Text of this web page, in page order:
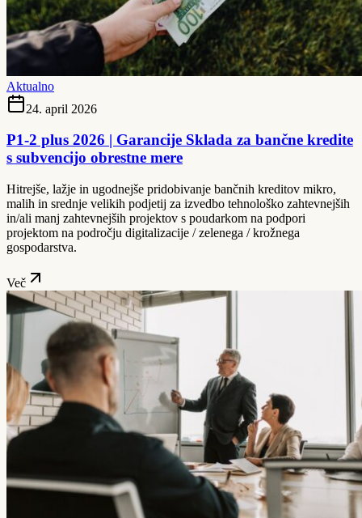
Aktualno
24. april 2026
P1-2 plus 2026 | Garancije Sklada za bančne kredite
s subvencijo obrestne mere
Hitrejše, lažje in ugodnejše pridobivanje bančnih kreditov mikro,
malih in srednje velikih podjetij za izvedbo tehnološko zahtevnejših
in/ali manj zahtevnejših projektov s poudarkom na podpori
projektom na področju digitalizacije / zelenega / krožnega
gospodarstva.
Več